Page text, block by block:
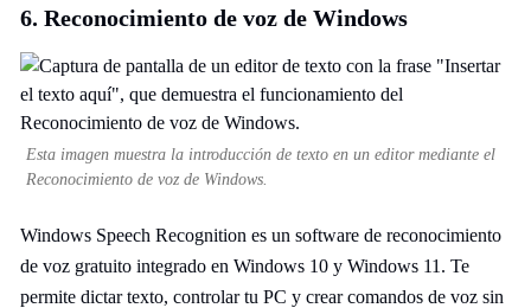
6. Reconocimiento de voz de Windows
Esta imagen muestra la introducción de texto en un editor mediante el
Reconocimiento de voz de Windows.
Windows Speech Recognition es un software de reconocimiento
de voz gratuito integrado en Windows 10 y Windows 11. Te
permite dictar texto, controlar tu PC y crear comandos de voz sin